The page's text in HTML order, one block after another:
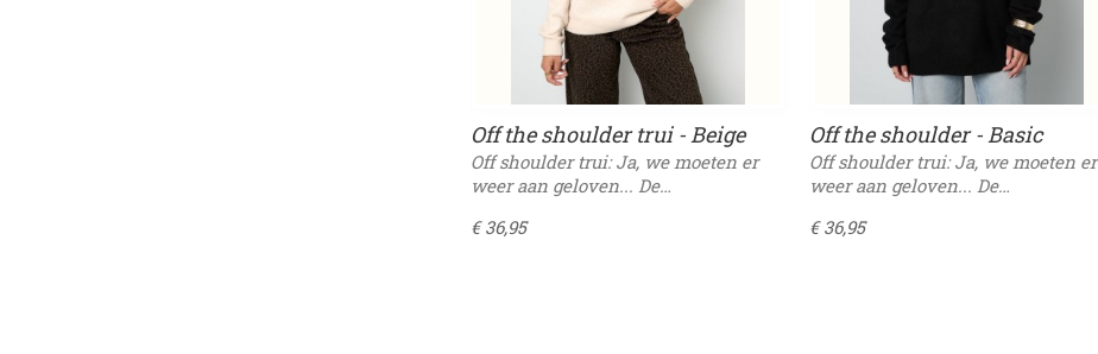
Off the shoulder trui - Beige
Off shoulder trui: Ja, we moeten er
weer aan geloven... De…
€ 36,95
Off the shoulder - Basic
Sweater - Zwart
Off shoulder trui: Ja, we moeten er
weer aan geloven... De…
€ 36,95